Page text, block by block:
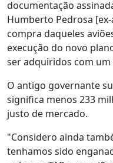
documentação
Humberto Pedrosa
compra daqueles
execução do novo
ser adquiridos com um
O antigo governante
significa menos 233
justo de mercado.
"Considero ainda
tenhamos sido